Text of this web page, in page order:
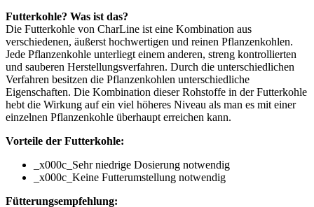
Futterkohle? Was ist das?
Die Futterkohle von CharLine ist eine Kombination aus
verschiedenen, äußerst hochwertigen und reinen Pflanzenkohlen.
Jede Pflanzenkohle unterliegt einem anderen, streng kontrollierten
und sauberen Herstellungsverfahren. Durch die unterschiedlichen
Verfahren besitzen die Pflanzenkohlen unterschiedliche
Eigenschaften. Die Kombination dieser Rohstoffe in der Futterkohle
hebt die Wirkung auf ein viel höheres Niveau als man es mit einer
einzelnen Pflanzenkohle überhaupt erreichen kann.
Vorteile der Futterkohle:
_x000c_Sehr niedrige Dosierung notwendig
_x000c_Keine Futterumstellung notwendig
Fütterungsempfehlung: